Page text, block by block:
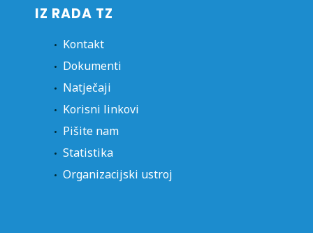
IZ RADA TZ
Kontakt
Dokumenti
Natječaji
Korisni linkovi
Pišite nam
Statistika
Organizacijski ustroj